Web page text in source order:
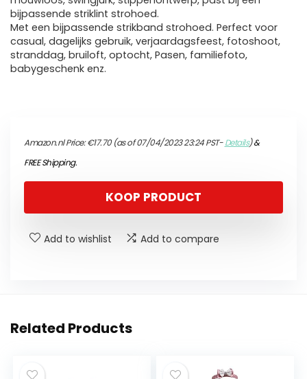
bijpassende striklint strohoed.
Met een bijpassende strikband strohoed. Perfect voor
casual, dagelijks gebruik, verjaardagsfeest, fotoshoot,
stranddag, bruiloft, optocht, Pasen, familiefoto,
babygeschenk enz.
Amazon.nl Price:€17.70(as of 07/04/2023 23:24 PST-Details)&
FREE Shipping.
KOOP PRODUCT
Add to wishlist Add to compare
Related Products